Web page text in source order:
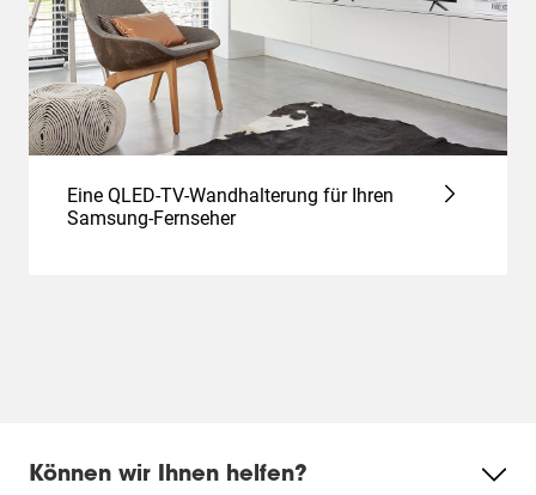
Eine QLED-TV-Wandhalterung für Ihren
Samsung-Fernseher
Können wir Ihnen helfen?